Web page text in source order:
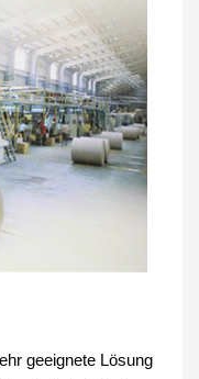
geeignete Lösung